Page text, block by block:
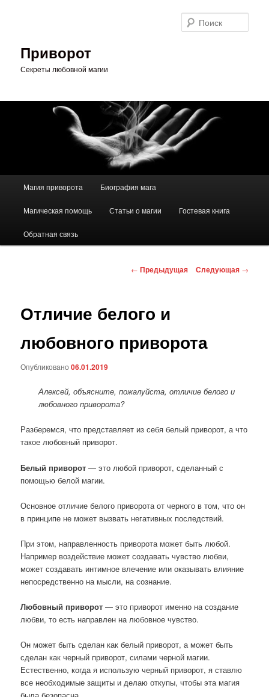
Приворот
Секреты любовной магии
Магия приворота Биография мага
Магическая помощь Статьи о магии Гостевая книга
Обратная связь
Навигация
← Предыдущая Следующая →
Отличие белого и
любовного приворота
Опубликовано06.01.2019
Алексей, объясните, пожалуйста, отличие белого и
любовного приворота?
Разберемся, что представляет из себя белый приворот, а что
такое любовный приворот.
Белый приворот — это любой приворот, сделанный с
помощью белой магии.
Основное отличие белого приворота от черного в том, что он
в принципе не может вызвать негативных последствий.
При этом, направленность приворота может быть любой.
Например воздействие может создавать чувство любви,
может создавать интимное влечение или оказывать влияние
непосредственно на мысли, на сознание.
Любовный приворот — это приворот именно на создание
любви, то есть направлен на любовное чувство.
Он может быть сделан как белый приворот, а может быть
сделан как черный приворот, силами черной магии.
Естественно, когда я использую черный приворот, я ставлю
все необходимые защиты и делаю откупы, чтобы эта магия